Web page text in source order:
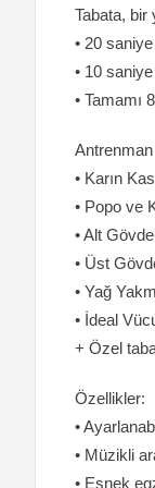
Tabata, bir
• 20
• 10
• Tamamı
Antrenman
• Karın
• Popo ve
• Alt Gövde
• Üst
• Yağ
• İdeal
+ Özel
Özellikler:
•
• Müzikli
• Esnek